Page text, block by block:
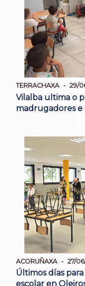
TERRACHAXA 29/
Vilalba ultima o
madrugadores e
ACORUÑAXA 27/
Últimos días
escolar en